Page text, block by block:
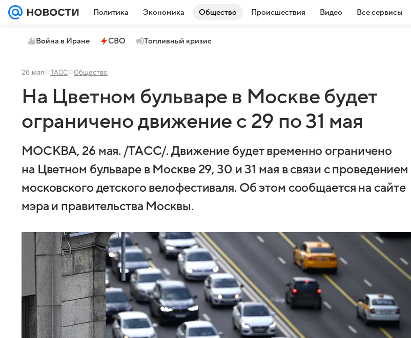
Политика Экономика Общество Происшествия Видео Все сервисы
Война в Иране СВО Топливный кризис
26 мая ТАСС Общество
На Цветном бульваре в Москве будет
ограничено движение с 29 по 31 мая
МОСКВА, 26 мая. /ТАСС/. Движение будет временно ограничено
на Цветном бульваре в Москве 29, 30 и 31 мая в связи с проведением
московского детского велофестиваля. Об этом сообщается на сайте
мэра и правительства Москвы.